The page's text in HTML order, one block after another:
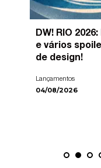
DW! RIO
e vários
de design!
Lançamentos
04/08/2026